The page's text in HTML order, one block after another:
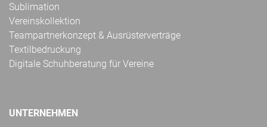
Sublimation
Vereinskollektion
Teampartnerkonzept & Ausrüsterverträge
Textilbedruckung
Digitale Schuhberatung für Vereine
UNTERNEHMEN